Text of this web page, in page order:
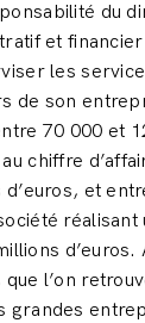
du
et
les
de son
70 000 et
chiffre
et
réalisant
l’on
grandes